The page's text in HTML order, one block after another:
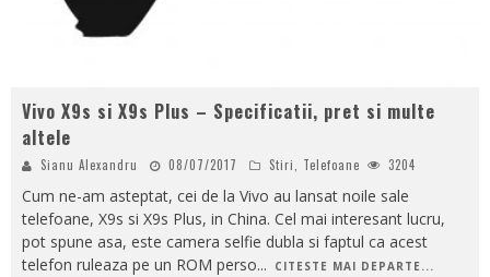
Vivo X9s si X9s Plus – Specificatii, pret si multe
altele
Sianu Alexandru 08/07/2017 Stiri, Telefoane 3204
Cum ne-am asteptat, cei de la Vivo au lansat noile sale
telefoane, X9s si X9s Plus, in China. Cel mai interesant lucru,
pot spune asa, este camera selfie dubla si faptul ca acest
telefon ruleaza pe un ROM perso... CITESTE MAI DEPARTE...